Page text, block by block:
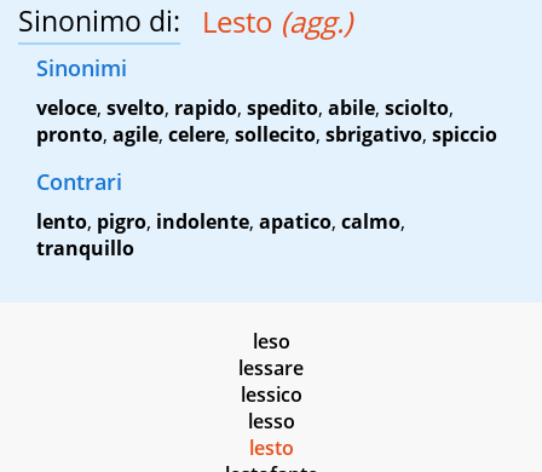
Sinonimo di: Lesto (agg.)
Sinonimi
veloce, svelto, rapido, spedito, abile, sciolto,
pronto, agile, celere, sollecito, sbrigativo, spiccio
Contrari
lento, pigro, indolente, apatico, calmo,
tranquillo
leso
lessare
lessico
lesso
lesto